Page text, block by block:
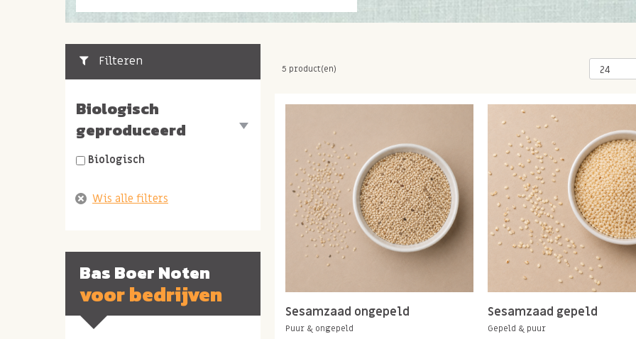
Filteren
Biologisch
geproduceerd
Biologisch
Bas Boer Noten
voor bedrijven
5 product(en)
Sesamzaad ongepeld
Puur & ongepeld
Sesamzaad gepeld
Gepeld & puur